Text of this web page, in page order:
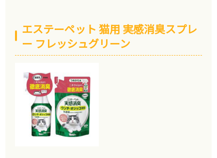
エステーペット 猫用 実感消臭スプレ
ー フレッシュグリーン